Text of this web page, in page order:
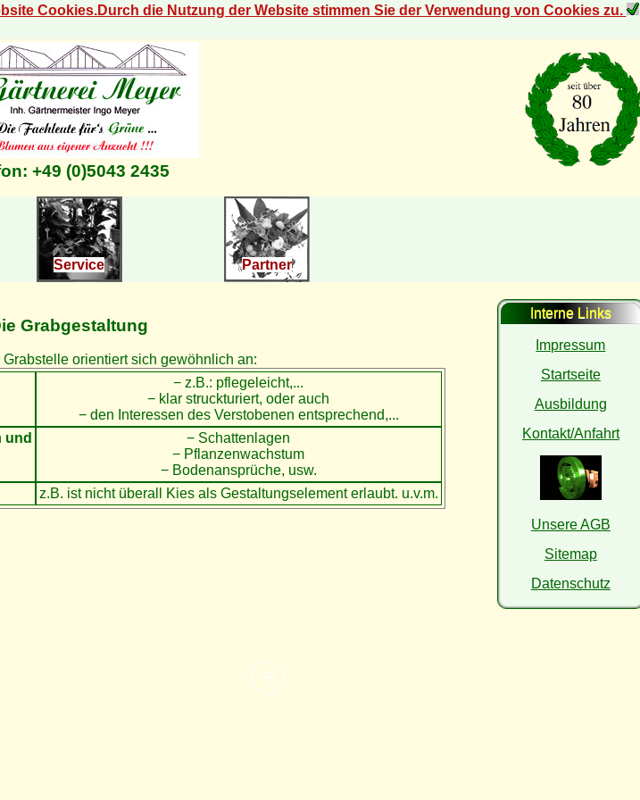
Cookies.Durch die Nutzung der Website stimmen Sie der Verwendung von Cookies zu.
+49 (0)5043 2435
Service Partner
Grabgestaltung
orientiert sich gewöhnlich an:
− z.B.: pflegeleicht,...
− klar struckturiert, oder auch
− den Interessen des Verstobenen entsprechend,...
und
− Schattenlagen
− Pflanzenwachstum
− Bodenansprüche, usw.
z.B. ist nicht überall Kies als Gestaltungselement erlaubt. u.v.m.
Interne Links
Impressum
Startseite
Ausbildung
Kontakt/Anfahrt
Unsere AGB
Sitemap
Datenschutz